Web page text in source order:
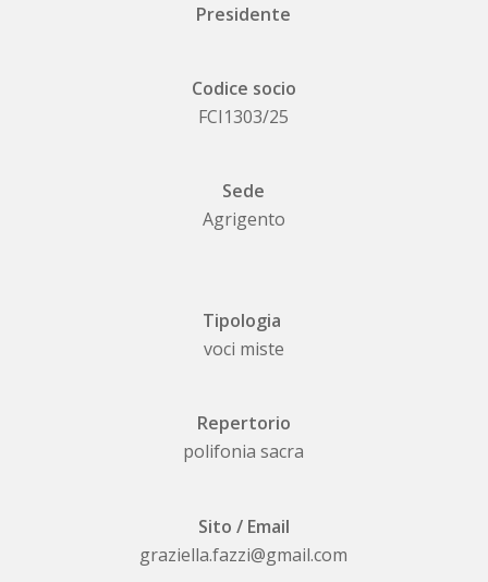
Presidente
Codice socio
FCI1303/25
Sede
Agrigento
Tipologia
voci miste
Repertorio
polifonia sacra
Sito / Email
graziella.fazzi@gmail.com